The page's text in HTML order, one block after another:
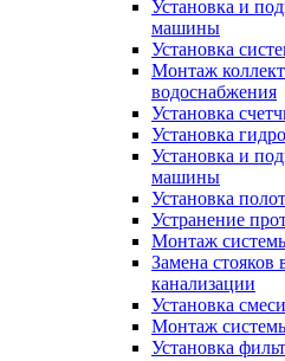
Установка и
машины
Установка
Монтаж
водоснабжения
Установка
Установка
Установка и
машины
Установка
Устранение
Монтаж
Замена стояков
канализации
Установка
Монтаж
Установка